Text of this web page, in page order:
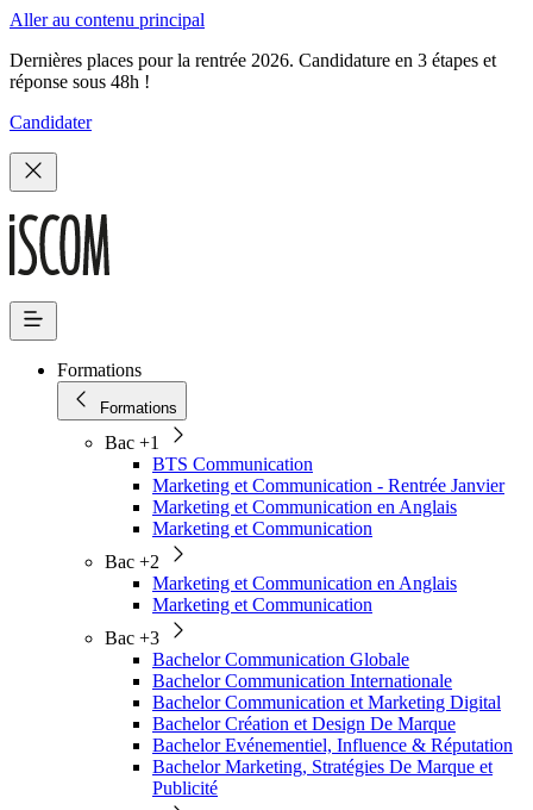
Aller au contenu principal
Dernières places pour la rentrée 2026. Candidature en 3 étapes et
réponse sous 48h !
Candidater
Formations
Formations
Bac +1
BTS Communication
Marketing et Communication - Rentrée Janvier
Marketing et Communication en Anglais
Marketing et Communication
Bac +2
Marketing et Communication en Anglais
Marketing et Communication
Bac +3
Bachelor Communication Globale
Bachelor Communication Internationale
Bachelor Communication et Marketing Digital
Bachelor Création et Design De Marque
Bachelor Evénementiel, Influence & Réputation
Bachelor Marketing, Stratégies De Marque et
Publicité